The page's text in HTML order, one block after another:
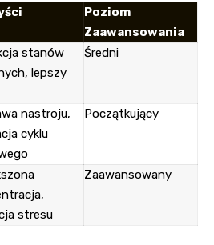
Poziom
Zaawansowania
stanów
lepszy
Średni
nastroju,
cyklu
Początkujący
stresu
Zaawansowany